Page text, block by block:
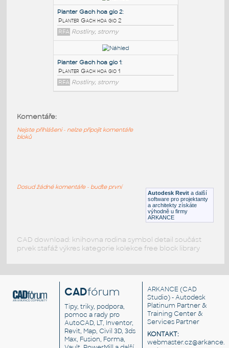
Planter Gach hoa gio 4
RFA Rostliny, stromy
Planter Gach hoa gio 3:
Planter Gach hoa gio 3
RFA Rostliny, stromy
Planter Gach hoa gio 1
Autodesk Revit a další
software pro projektanty
a architekty získáte
výhodně u firmy
ARKANCE
Komentáře:
Nejste přihlášeni - nelze připojit komentáře
bloků
Dosud žádné komentáře - buďte první
CAD download: knihovna rodina symbol detail součást
prvek stafáž výkres kategorie kolekce free block library
CADfórum
Tipy, triky, podpora,
pomoc a rady pro
AutoCAD, LT, Inventor,
Revit, Map, Civil 3D, 3ds
Max, Fusion, Forma,
ARKANCE (CAD
Studio) - Autodesk
Platinum Partner &
Training Center &
Services Partner
KONTAKT: